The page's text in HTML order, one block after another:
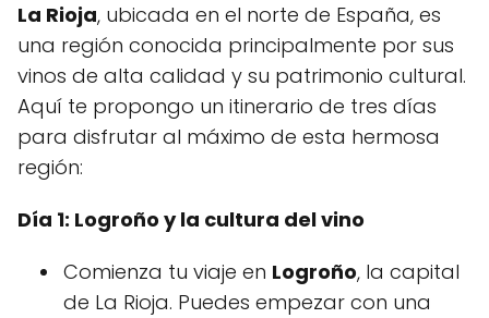
La Rioja, ubicada en el norte de España, es
una región conocida principalmente por sus
vinos de alta calidad y su patrimonio cultural.
Aquí te propongo un itinerario de tres días
para disfrutar al máximo de esta hermosa
región:
Día 1: Logroño y la cultura del vino
Comienza tu viaje en Logroño, la capital
de La Rioja. Puedes empezar con una